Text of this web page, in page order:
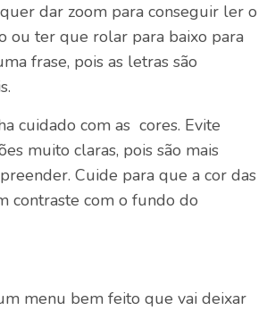
dar zoom para conseguir ler o
ou ter que rolar para baixo para
frase, pois as letras são
cuidado com as cores. Evite
muito claras, pois são mais
Cuide para que a cor das
contraste com o fundo do
menu bem feito que vai deixar